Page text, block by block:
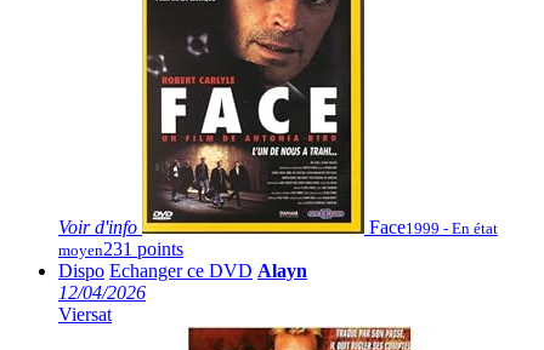
Voir d'info Face1999 - En état
moyen231 points
Dispo Echanger ce DVD Alayn
12/04/2026
Viersat